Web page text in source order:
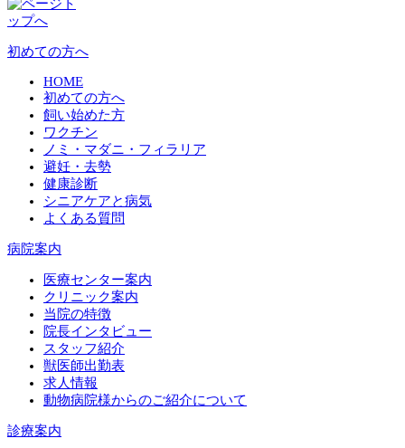
初めての方へ
HOME
初めての方へ
飼い始めた方
ワクチン
ノミ・マダニ・フィラリア
避妊・去勢
健康診断
シニアケアと病気
よくある質問
病院案内
医療センター案内
クリニック案内
当院の特徴
院長インタビュー
スタッフ紹介
獣医師出勤表
求人情報
動物病院様からのご紹介について
診療案内